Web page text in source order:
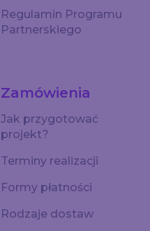
Regulamin Programu
Partnerskiego
Zamówienia
Jak przygotować
projekt?
Terminy realizacji
Formy płatności
Rodzaje dostaw